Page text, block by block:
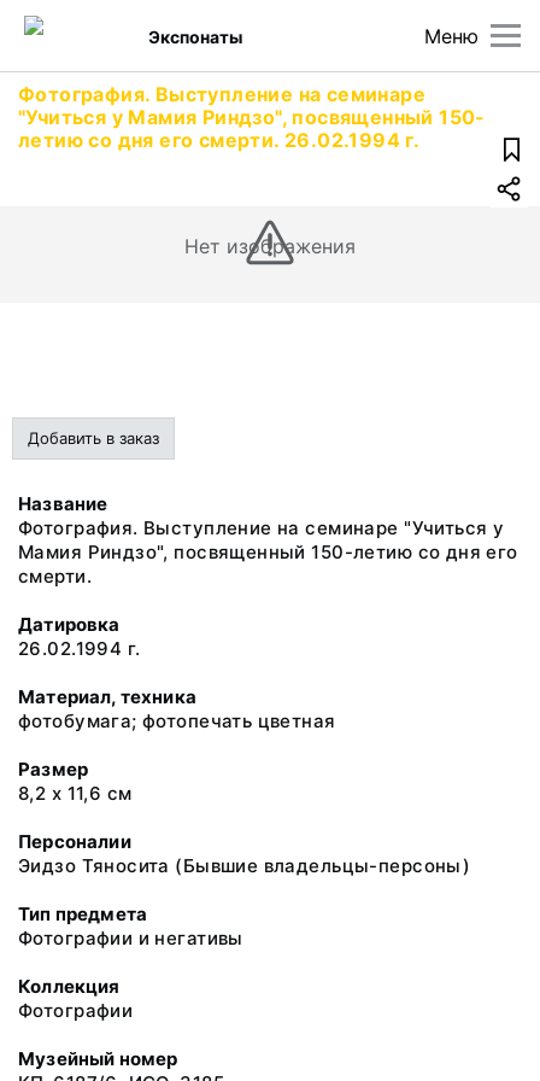
Меню
Экспонаты
Фотография. Выступление на семинаре
"Учиться у Мамия Риндзо", посвященный 150-
летию со дня его смерти. 26.02.1994 г.
Нет изображения
Добавить в заказ
Название
Фотография. Выступление на семинаре "Учиться у
Мамия Риндзо", посвященный 150-летию со дня его
смерти.
Датировка
26.02.1994 г.
Материал, техника
фотобумага; фотопечать цветная
Размер
8,2 х 11,6 см
Персоналии
Эидзо Тяносита (Бывшие владельцы-персоны)
Тип предмета
Фотографии и негативы
Коллекция
Фотографии
Музейный номер